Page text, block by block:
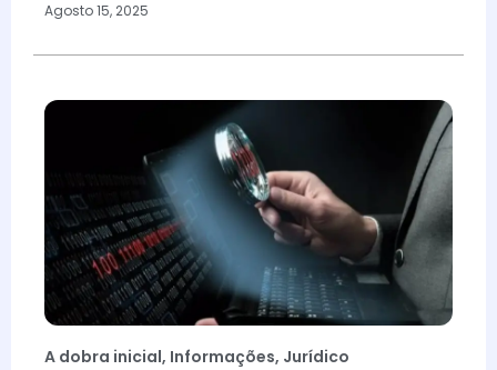
Agosto 15, 2025
A dobra inicial, Informações, Jurídico